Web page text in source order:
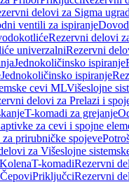
delovi za Sigma
ventili za ispiranje
Rezervni delovi
univerzalniRezervni
Jednokoličinsko ispiranje
Jednokoličinsko ispiranje
cevi MLVišeslojne
delovi za Prelazi i
T-komadi za grejanje
za cevi i spojne
prirubničke spojeve
za Višeslojne
T-komadiRezervni
PriključciRezervni